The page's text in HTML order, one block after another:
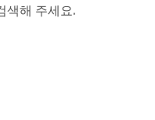
색해 주세요.